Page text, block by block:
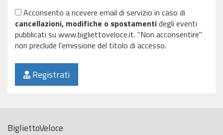
Acconsento a ricevere email di servizio in caso di
cancellazioni, modifiche o spostamentidegli eventi
pubblicati su www.bigliettoveloce.it. "Non acconsentire"
non preclude l'emissione del titolo di accesso.
Registrati
BigliettoVeloce